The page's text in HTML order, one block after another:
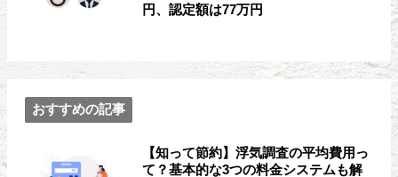
円、認定額は77万円
おすすめの記事
【知って節約】浮気調査の平均費用っ
て？基本的な3つの料金システムも解